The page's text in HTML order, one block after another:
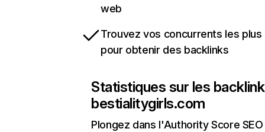
web
Trouvez vos concurrents les
pour obtenir des backlinks
Statistiques sur les
bestialitygirls.com
Plongez dans l'Authority Score